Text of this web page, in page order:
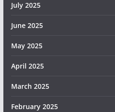
July 2025
June 2025
May 2025
April 2025
March 2025
February 2025